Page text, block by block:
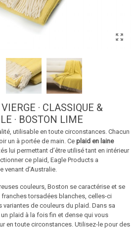
· CLASSIQUE &
· BOSTON LIME
utilisable en toute circonstances. Chacun
un à portée de main. Ce plaid en laine
lui permettant d’être utilisé tant en intérieur
ce plaid, Eagle Products a
venant d’Australie
couleurs, Boston se caractérise et se
torsadées blanches, celles-ci
de couleurs du plaid. Dans sa
plaid à la fois fin et dense qui vous
en toute circonstances. Utilisez-le pour des